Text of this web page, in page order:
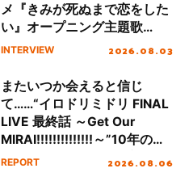
メ『きみが死ぬまで恋をした
い』オープニング主題歌
「Amore」インタビュー
INTERVIEW 2026.08.03
またいつか会えると信じ
て……“イロドリミドリ FINAL
LIVE 最終話 ～Get Our
MIRAI!!!!!!!!!!!!!!～”10年の活
動を経てファイナルを迎える
REPORT 2026.08.06